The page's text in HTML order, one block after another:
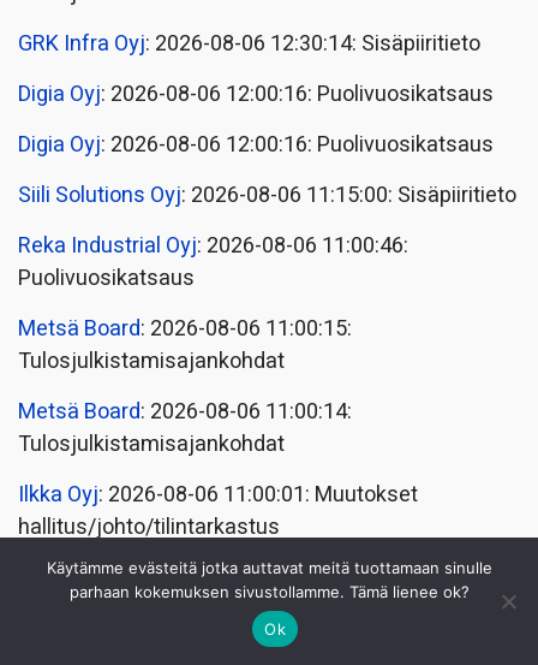
GRK Infra Oyj: 2026-08-06 12:30:14: Sisäpiiritieto
Digia Oyj: 2026-08-06 12:00:16: Puolivuosikatsaus
Digia Oyj: 2026-08-06 12:00:16: Puolivuosikatsaus
Siili Solutions Oyj: 2026-08-06 11:15:00: Sisäpiiritieto
Reka Industrial Oyj: 2026-08-06 11:00:46:
Puolivuosikatsaus
Metsä Board: 2026-08-06 11:00:15:
Tulosjulkistamisajankohdat
Metsä Board: 2026-08-06 11:00:14:
Tulosjulkistamisajankohdat
Ilkka Oyj: 2026-08-06 11:00:01: Muutokset
hallitus/johto/tilintarkastus
Reka Industrial Oyj: 2026-08-06 10:30:14:
Puolivuosikatsaus
Käytämme evästeitä jotka auttavat meitä tuottamaan sinulle
parhaan kokemuksen sivustollamme. Tämä lienee ok?
Ok